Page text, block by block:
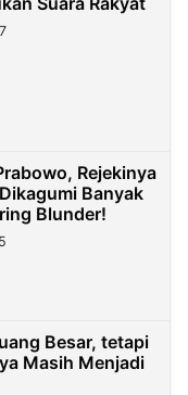
Rejekinya
Banyak
Blunder!
Besar, tetapi
Masih Menjadi